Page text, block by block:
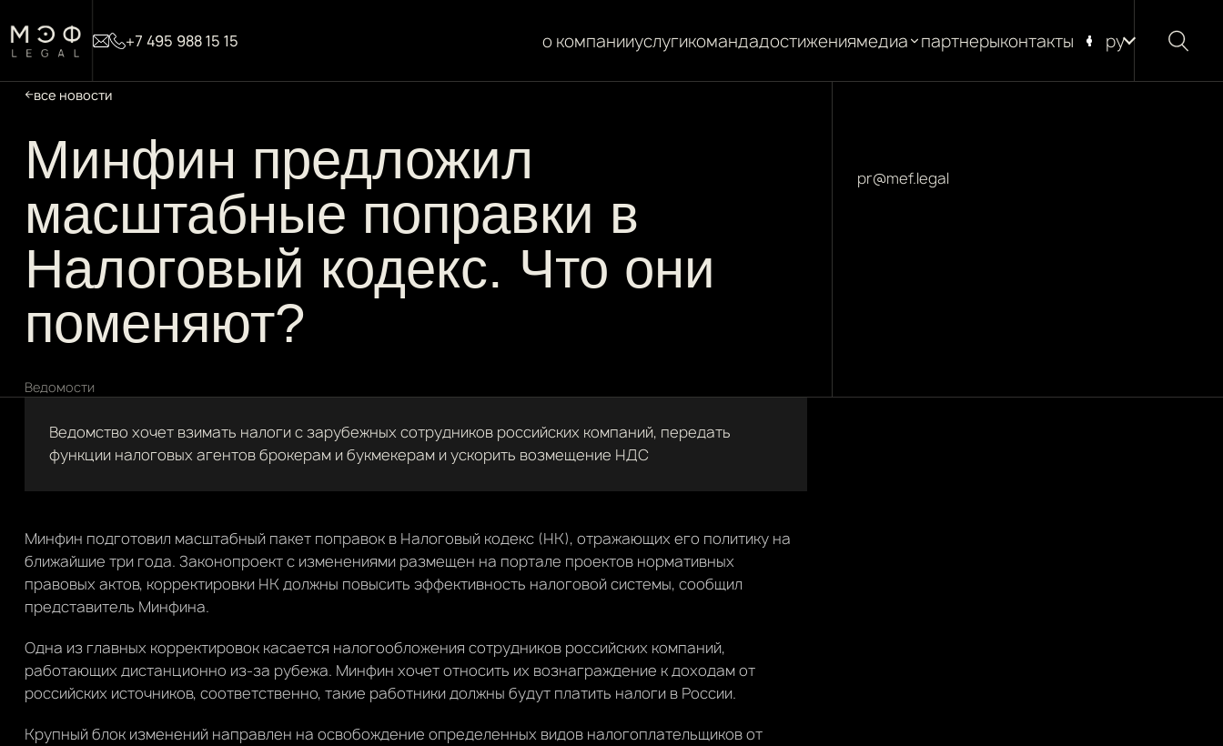
+7 495 988 15 15 о компанииуслугикомандадостижениямедиа
новости
партнерыконтакты ру
все новости
Минфин предложил
масштабные поправки в
Налоговый кодекс. Что они
поменяют?
Ведомости
pr@mef.legal
Ведомство хочет взимать налоги с зарубежных сотрудников российских компаний, передать
функции налоговых агентов брокерам и букмекерам и ускорить возмещение НДС
Минфин подготовил масштабный пакет поправок в Налоговый кодекс (НК), отражающих его политику на
ближайшие три года. Законопроект с изменениями размещен на портале проектов нормативных
правовых актов, корректировки НК должны повысить эффективность налоговой системы, сообщил
представитель Минфина.
Одна из главных корректировок касается налогообложения сотрудников российских компаний,
работающих дистанционно из-за рубежа. Минфин хочет относить их вознаграждение к доходам от
российских источников, соответственно, такие работники должны будут платить налоги в России.
Крупный блок изменений направлен на освобождение определенных видов налогоплательщиков от